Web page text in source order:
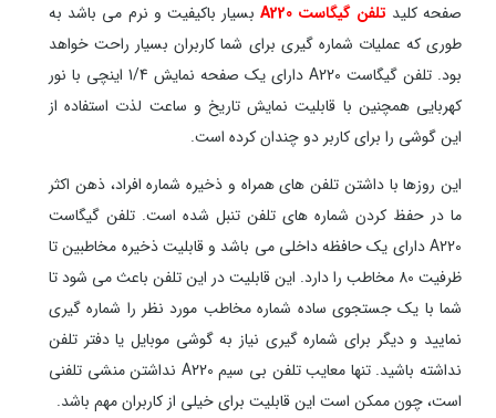
صفحه کلید تلفن گیگاست A220
بسیار باکیفیت و نرم می باشد به
طوری که عملیات شماره گیری برای شما کاربران بسیار راحت خواهد
بود. تلفن گیگاست A220 دارای یک صفحه نمایش 1/4 اینچی با نور
کهربایی همچنین با قابلیت نمایش تاریخ و ساعت لذت استفاده از
این گوشی را برای کاربر دو چندان کرده است.
این روزها با داشتن تلفن های همراه و ذخیره شماره افراد، ذهن اکثر
ما در حفظ کردن شماره های تلفن تنبل شده است. تلفن گیگاست
A220 دارای یک حافظه داخلی می باشد و قابلیت ذخیره مخاطبین تا
ظرفیت 80 مخاطب را دارد. این قابلیت در این تلفن باعث می شود تا
شما با یک جستجوی ساده شماره مخاطب مورد نظر را شماره گیری
نمایید و دیگر برای شماره گیری نیاز به گوشی موبایل یا دفتر تلفن
نداشته باشید. تنها معایب تلفن بی سیم A220 نداشتن منشی تلفنی
است، چون ممکن است این قابلیت برای خیلی از کاربران مهم باشد.